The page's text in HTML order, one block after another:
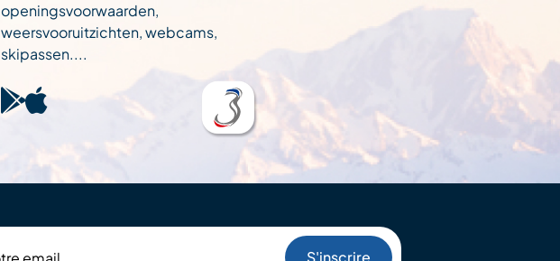
openingsvoorwaarden,
weersvooruitzichten, webcams,
skipassen....